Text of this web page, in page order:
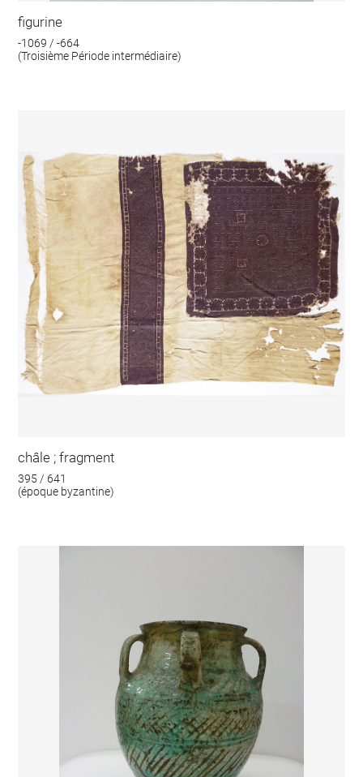
figurine
-1069 / -664
(Troisième Période intermédiaire)
châle ; fragment
395 / 641
(époque byzantine)